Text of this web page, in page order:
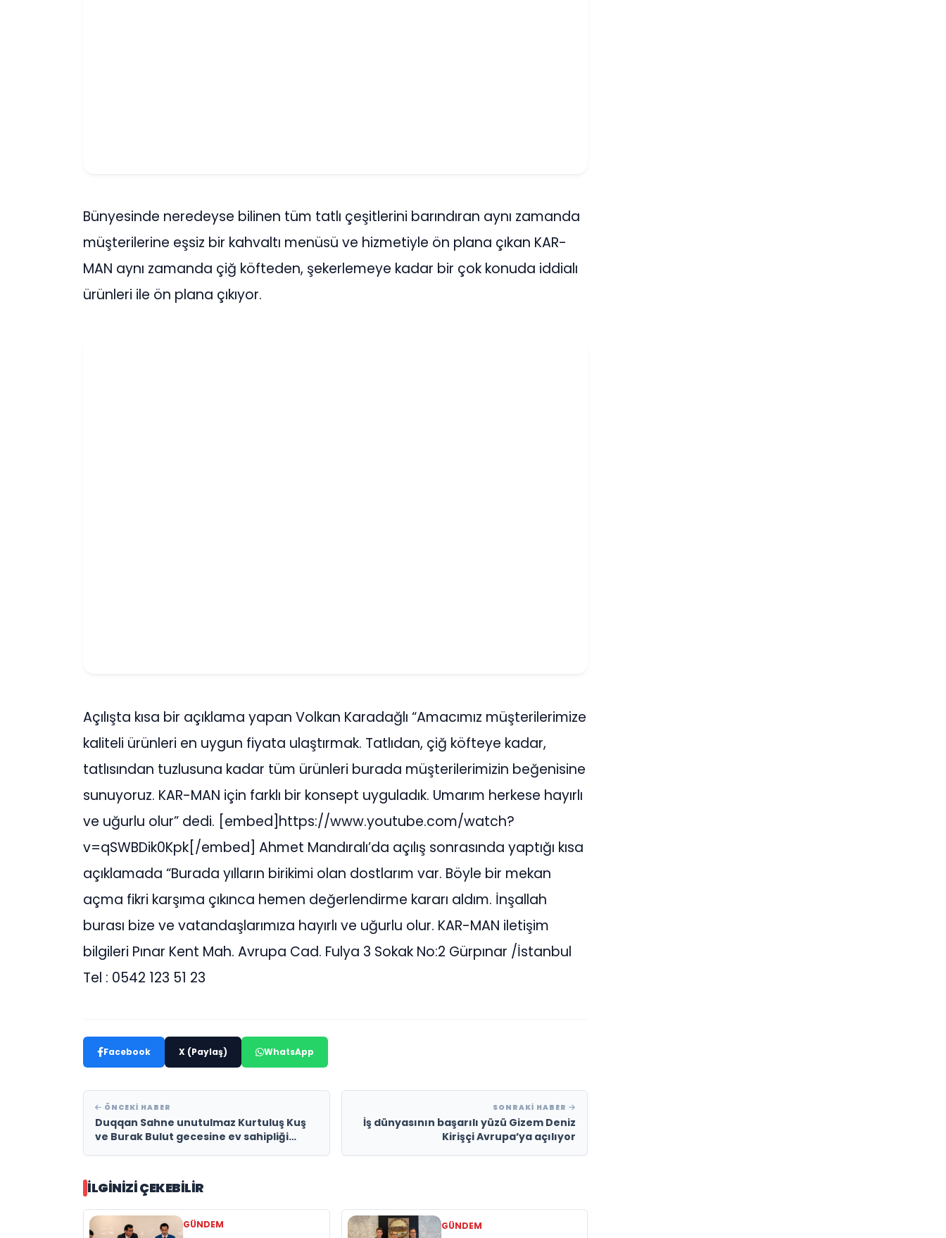
Bünyesinde neredeyse bilinen tüm tatlı çeşitlerini barındıran aynı zamanda
müşterilerine eşsiz bir kahvaltı menüsü ve hizmetiyle ön plana çıkan KAR-
MAN aynı zamanda çiğ köfteden, şekerlemeye kadar bir çok konuda iddialı
ürünleri ile ön plana çıkıyor.
Açılışta kısa bir açıklama yapan Volkan Karadağlı “Amacımız müşterilerimize
kaliteli ürünleri en uygun fiyata ulaştırmak. Tatlıdan, çiğ köfteye kadar,
tatlısından tuzlusuna kadar tüm ürünleri burada müşterilerimizin beğenisine
sunuyoruz. KAR-MAN için farklı bir konsept uyguladık. Umarım herkese hayırlı
ve uğurlu olur” dedi. [embed]https://www.youtube.com/watch?
v=qSWBDik0Kpk[/embed] Ahmet Mandıralı’da açılış sonrasında yaptığı kısa
açıklamada “Burada yılların birikimi olan dostlarım var. Böyle bir mekan
açma fikri karşıma çıkınca hemen değerlendirme kararı aldım. İnşallah
burası bize ve vatandaşlarımıza hayırlı ve uğurlu olur. KAR-MAN iletişim
bilgileri Pınar Kent Mah. Avrupa Cad. Fulya 3 Sokak No:2 Gürpınar /İstanbul
Tel : 0542 123 51 23
Facebook X (Paylaş) WhatsApp
ÖNCEKI HABER
Duqqan Sahne unutulmaz Kurtuluş Kuş
ve Burak Bulut gecesine ev sahipliği
SONRAKI HABER
İş dünyasının başarılı yüzü Gizem Deniz
Kirişçi Avrupa’ya açılıyor
İLGINIZI ÇEKEBILIR
GÜNDEM GÜNDEM